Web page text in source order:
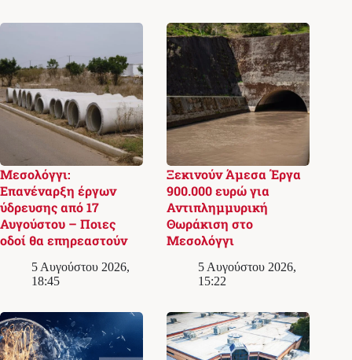
Μεσολόγγι:
Επανέναρξη έργων
ύδρευσης από 17
Αυγούστου – Ποιες
οδοί θα επηρεαστούν
5 Αυγούστου 2026,
18:45
Ξεκινούν Άμεσα Έργα
900.000 ευρώ για
Αντιπλημμυρική
Θωράκιση στο
Μεσολόγγι
5 Αυγούστου 2026,
15:22